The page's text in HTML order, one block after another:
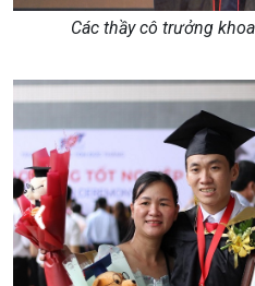
Các thầy cô trưởng